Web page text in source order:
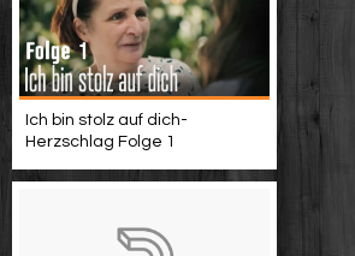
Ich bin stolz auf dich-
Herzschlag Folge 1